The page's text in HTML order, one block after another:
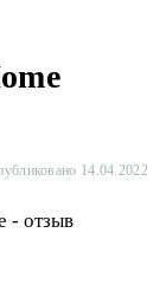
14.04.2022